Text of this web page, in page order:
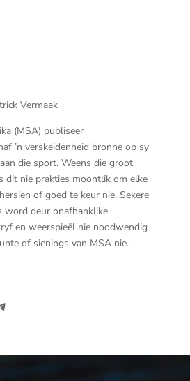
Vermaak
(MSA) publiseer
’n verskeidenheid bronne op sy
die sport. Weens die groot
dit nie prakties moontlik om elke
of goed te keur nie. Sekere
word deur onafhanklike
en weerspieël nie noodwendig
of sienings van MSA nie.